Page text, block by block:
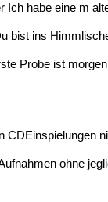
Ich habe eine m
bist ins
Probe ist
CDEinspielungen
ohne